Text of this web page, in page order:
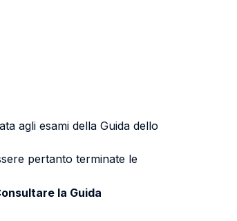
agli esami della Guida dello
pertanto terminate le
la Guida